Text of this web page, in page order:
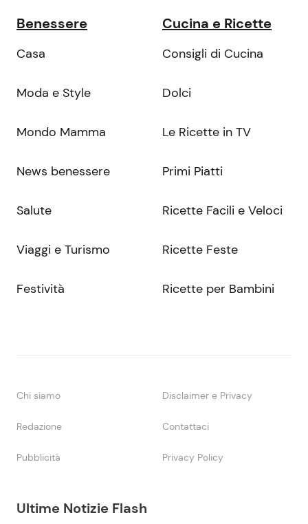
Ultime Notizie Flash
Benessere
Casa
Moda e Style
Mondo Mamma
News benessere
Salute
Viaggi e Turismo
Festività
Cucina e Ricette
Consigli di Cucina
Dolci
Le Ricette in TV
Primi Piatti
Ricette Facili e Veloci
Ricette Feste
Ricette per Bambini
Chi siamo Disclaimer e Privacy
Redazione Contattaci
Pubblicità Privacy Policy